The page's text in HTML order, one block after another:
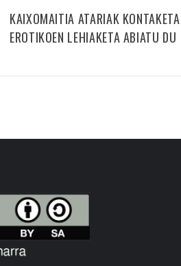
KAIXOMAITIA ATARIAK KONTAKETA
EROTIKOEN LEHIAKETA ABIATU DU